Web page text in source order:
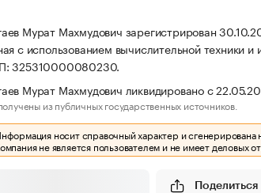
Мурат Махмудович зарегистрирован
с использованием вычислительной
325310000080230.
Мурат Махмудович ликвидировано с
из публичных государственных источников.
носит справочный характер и сгенерирована
не является пользователем и не имеет деловых
Поделиться